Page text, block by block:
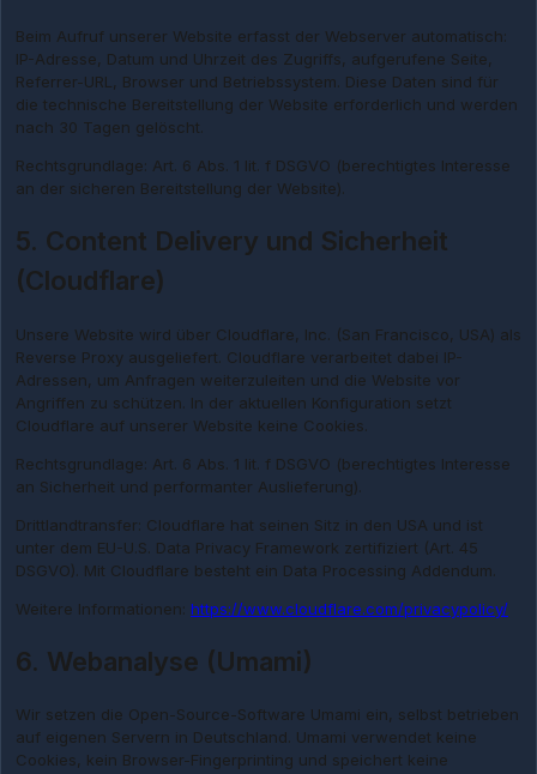
Beim Aufruf unserer Website erfasst der Webserver automatisch:
IP-Adresse, Datum und Uhrzeit des Zugriffs, aufgerufene Seite,
Referrer-URL, Browser und Betriebssystem. Diese Daten sind für
die technische Bereitstellung der Website erforderlich und werden
nach 30 Tagen gelöscht.
Rechtsgrundlage: Art. 6 Abs. 1 lit. f DSGVO (berechtigtes Interesse
an der sicheren Bereitstellung der Website).
5. Content Delivery und Sicherheit
(Cloudflare)
Unsere Website wird über Cloudflare, Inc. (San Francisco, USA) als
Reverse Proxy ausgeliefert. Cloudflare verarbeitet dabei IP-
Adressen, um Anfragen weiterzuleiten und die Website vor
Angriffen zu schützen. In der aktuellen Konfiguration setzt
Cloudflare auf unserer Website keine Cookies.
Rechtsgrundlage: Art. 6 Abs. 1 lit. f DSGVO (berechtigtes Interesse
an Sicherheit und performanter Auslieferung).
Drittlandtransfer: Cloudflare hat seinen Sitz in den USA und ist
unter dem EU-U.S. Data Privacy Framework zertifiziert (Art. 45
DSGVO). Mit Cloudflare besteht ein Data Processing Addendum.
Weitere Informationen: https://www.cloudflare.com/privacypolicy/
6. Webanalyse (Umami)
Wir setzen die Open-Source-Software Umami ein, selbst betrieben
auf eigenen Servern in Deutschland. Umami verwendet keine
Cookies, kein Browser-Fingerprinting und speichert keine